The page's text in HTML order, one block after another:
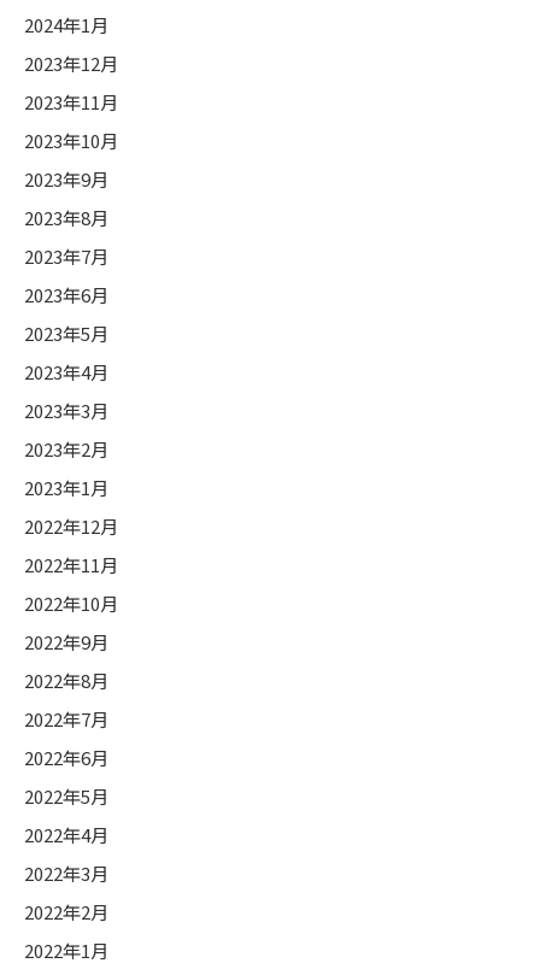
2024年1月
2023年12月
2023年11月
2023年10月
2023年9月
2023年8月
2023年7月
2023年6月
2023年5月
2023年4月
2023年3月
2023年2月
2023年1月
2022年12月
2022年11月
2022年10月
2022年9月
2022年8月
2022年7月
2022年6月
2022年5月
2022年4月
2022年3月
2022年2月
2022年1月